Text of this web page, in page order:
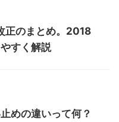
正のまとめ。2018
すく解説
めの違いって何？